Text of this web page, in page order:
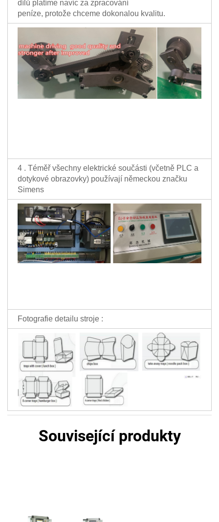
dílů platíme navíc za zpracování
peníze, protože chceme dokonalou kvalitu.
4 . Téměř všechny elektrické součásti (včetně PLC a
dotykové obrazovky) používají německou značku
Simens
Fotografie detailu stroje :
Související produkty